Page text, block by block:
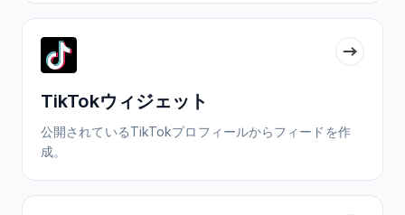
TikTokウィジェット
公開されているTikTokプロフィールからフィードを作
成。